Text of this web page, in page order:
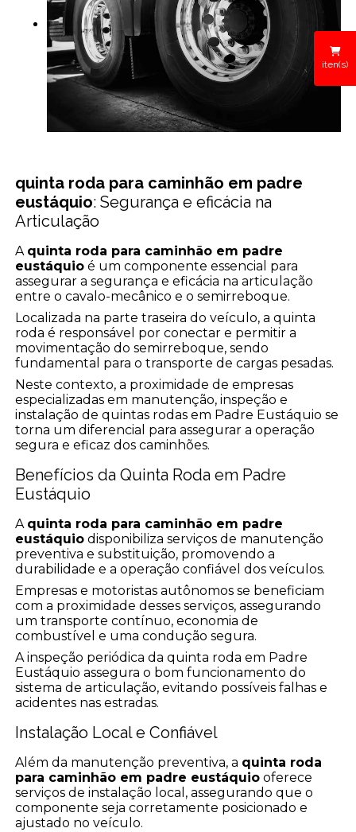
iten(s)
quinta roda para caminhão em padre
eustáquio: Segurança e eficácia na
Articulação
A quinta roda para caminhão em padre
eustáquio é um componente essencial para
assegurar a segurança e eficácia na articulação
entre o cavalo-mecânico e o semirreboque.
Localizada na parte traseira do veículo, a quinta
roda é responsável por conectar e permitir a
movimentação do semirreboque, sendo
fundamental para o transporte de cargas pesadas.
Neste contexto, a proximidade de empresas
especializadas em manutenção, inspeção e
instalação de quintas rodas em Padre Eustáquio se
torna um diferencial para assegurar a operação
segura e eficaz dos caminhões.
Benefícios da Quinta Roda em Padre
Eustáquio
A quinta roda para caminhão em padre
eustáquio disponibiliza serviços de manutenção
preventiva e substituição, promovendo a
durabilidade e a operação confiável dos veículos.
Empresas e motoristas autônomos se beneficiam
com a proximidade desses serviços, assegurando
um transporte contínuo, economia de
combustível e uma condução segura.
A inspeção periódica da quinta roda em Padre
Eustáquio assegura o bom funcionamento do
sistema de articulação, evitando possíveis falhas e
acidentes nas estradas.
Instalação Local e Confiável
Além da manutenção preventiva, a quinta roda
para caminhão em padre eustáquio oferece
serviços de instalação local, assegurando que o
componente seja corretamente posicionado e
ajustado no veículo.